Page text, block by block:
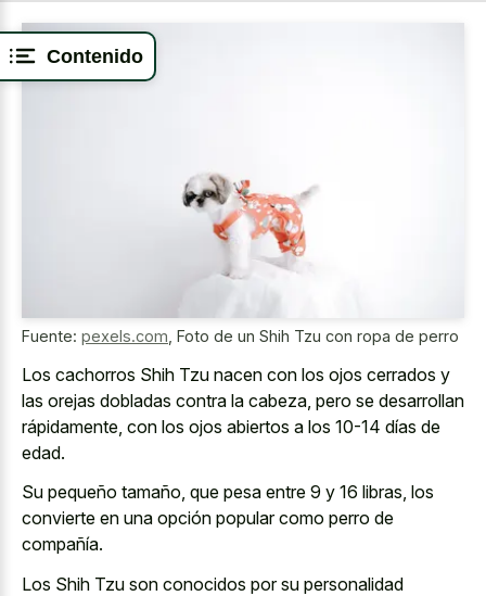
Contenido
Fuente: pexels.com Foto de un Shih Tzu con ropa de perro
Los cachorros Shih Tzu nacen con los ojos cerrados y
las orejas dobladas contra la cabeza, pero se desarrollan
rápidamente, con los ojos abiertos a los 10-14 días de
edad.
Su pequeño tamaño, que pesa entre 9 y 16 libras, los
convierte en una opción popular como perro de
compañía.
Los Shih Tzu son conocidos por su personalidad